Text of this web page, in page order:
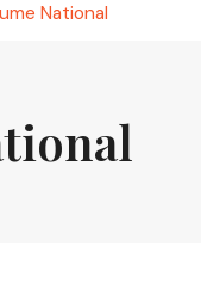
National